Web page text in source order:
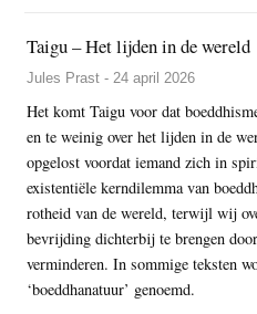
Taigu – Het lijden in de wereld
Jules Prast - 24 april 2026
Het komt Taigu voor dat
en te weinig over het lijden in de
opgelost voordat iemand zich in
existentiële kerndilemma van
rotheid van de wereld, terwijl wij
bevrijding dichterbij te brengen
verminderen. In sommige teksten
‘boeddhanatuur’ genoemd.